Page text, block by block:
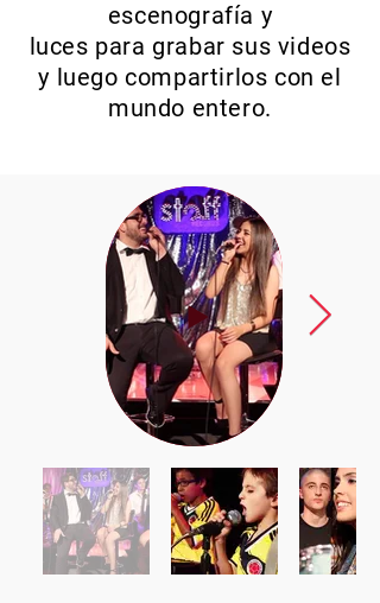
escenografía y
luces para grabar sus videos
y luego compartirlos con el
mundo entero.